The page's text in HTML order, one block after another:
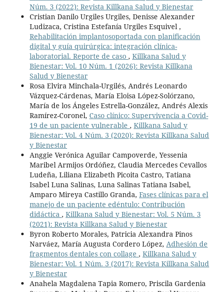
Núm. 3 (2022): Revista Killkana Salud y Bienestar
Cristian Danilo Urgiles Urgiles, Denisse Alexander
Ludizaca, Cristina Estefanía Urgiles Esquivel ,
Rehabilitación implantosoportada con planificación
digital y guía quirúrgica: integración clínica-
laboratorial. Reporte de caso , Killkana Salud y
Bienestar: Vol. 10 Núm. 1 (2026): Revista Killkana
Salud y Bienestar
Rosa Elvira Minchala-Urgilés, Andrés Leonardo
Vázquez-Cárdenas, María Eloisa López-Solórzano,
María de los Ángeles Estrella-González, Andrés Alexis
Ramírez-Coronel, Caso clínico: Supervivencia a Covid-
19 de un paciente vulnerable , Killkana Salud y
Bienestar: Vol. 4 Núm. 3 (2020): Revista Killkana Salud
y Bienestar
Anggie Verónica Aguilar Campoverde, Yessenia
Maribel Armijos Ordóñez, Claudia Mercedes Cevallos
Ludeña, Liliana Elizabeth Picoita Castro, Tatiana
Isabel Luna Salinas, Luna Salinas Tatiana Isabel,
Amparo Mireya Castillo Granda, Fases clínicas para el
manejo de un paciente edéntulo: Contribución
didáctica , Killkana Salud y Bienestar: Vol. 5 Núm. 3
(2021): Revista Killkana Salud y Bienestar
Byron Roberto Morales, Patricia Alexandra Pinos
Narváez, María Augusta Cordero López, Adhesión de
fragmentos dentales con collage , Killkana Salud y
Bienestar: Vol. 1 Núm. 3 (2017): Revista Killkana Salud
y Bienestar
Anahela Magdalena Tapia Romero, Priscila Gardenia